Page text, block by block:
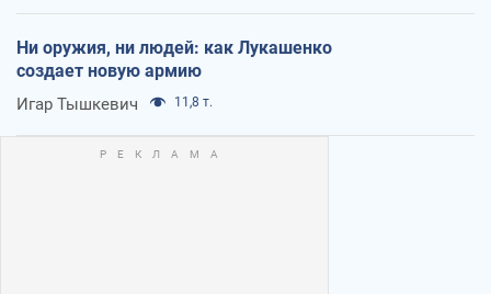
Ни оружия, ни людей: как Лукашенко
создает новую армию
Игар Тышкевич 11,8 т.